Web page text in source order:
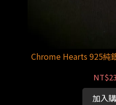
Chrome Hearts 925純
加入